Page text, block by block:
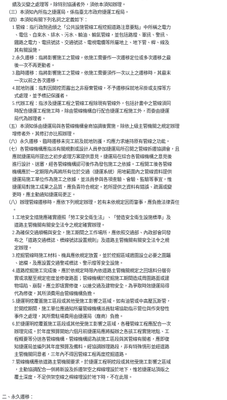
          續及災變之處理等，除特別協議者外，須依本須知辦理。
    （三）本須知內所指之捷運局，係指臺北市政府捷運工程局。
    （四）本須知有關下列名詞之定義如下：
          1.管線：指行政院函頒之「公共設施管線工程挖掘道路注意要點」中所稱之電力
            、電信、自來水、排水、污水、輸油、輸氣管線，並包括路燈、軍訊、警訊、
            鐵路之電力、電訊號誌、交通號誌、電視電纜等所屬地上、地下管、桿、線及
            其有關設施。
          2.永久遷移：指將影響施工之管線，依施工需要作一次遷移定位或多次遷移之最
            後一次不再更動者。
          3.臨時遷移：指將影響施工之管線，依施工需要須作一次以上之遷移時，其最末
            一次以前之各次遷移。
          4.就地防護：指對因開挖而露出之非廢棄管線，不予遷移採就地吊掛或支撐等方
            式處理，並予標記保護者。
          5.代辦工程：指涉及捷運工程之管線工程除現有管線外，包括計畫中之管線須同
            時配合捷運工程施工時，除由管線機構自行配合捷運工程施工外，而委由捷運
            局代為辦理者。
    （五）本須知係由捷運局與各管線機構會商協調後實施，除依上級主管機關之規定辦理
          增修者外，其修訂亦比照辦理。
    （六）永久遷移、臨時遷移未完工前及就地防護，均應力求維持原有管線之功能。
    （七）各管線機構應指派有關規劃或設計人員參加捷運局所召開之管線拆遷協調會，且
          應就捷運局所提出之初步處理方案提供意見，捷運局在綜合各管線機構之意見後
          進行設計、送審，經各管線機構認可後作為發包施工之依據。工程開工後各管線
          機構應於一定期限內再將所有位於交通（捷運系統）用地範圍內之管線資料提供
          捷運局施工單位作為施工之依據，並派員參與各項查驗、會驗、監驗等事宜，惟
          捷運局對施工成果之品質，應負責符合規定。若所提供之資料有錯誤、疏漏或變
          更時，應主動通知捷運局更正。
    （八）辦理管線遷移時，應依下列規定辦理，若有未依規定因而肇事，應負擔法律責任
          。
          1.工地安全措施應確實遵照「勞工安全衛生法」、「營造安全衛生設施標準」及
            道路主管機關有關安全法令之規定確實辦理。
          2.為確保交通順暢與安全，施工期間之工作場所，應依照交通部、內政部會同發
            布之「道路交通標誌、標線號誌設置規則」及道路主管機關有關安全法令之規
            定辦理。
          3.挖掘管線時施工材料、機具應依規定放置，並於挖掘區域週圍設立必要之圍籬
            、遮欄，及應設置交通警戒標誌、警示燈等安全設施。
          4.道路挖掘施工完成後，應於依規定時限內依道路主管機關規定之回填料分層夯
            實或滾壓至規定密度並修復路面；管線機構於挖掘施工期間造成周圍路面或建
            物塌陷、崩裂，應立即填實修復，以維交通及建物安全，為爭取時效捷運局得
            代為修復，其所須費用由管線機構負擔。
          5.捷運明挖覆蓋施工區段或其他受施工影響之區域，如有油管或中高壓瓦斯管，
            於開挖期間，施工單位應通知所屬管線機構派員駐場協助指示管位與作突發性
            事件之處理，其所需駐場費用由捷運局（廠商）負擔。
          6.於捷運明挖覆蓋施工區段或其他受施工影響之區域，各種管線工程應配合一次
            辦理完成。於年度預算開始六個月前捷運局應將擬辦之各該工程實施地點、工
            程概要等分送各管線機構，管線機構認為該施工區段與其管線有關者，應即復
            知捷運局並編列其年度預算及備料。經協調辦理路段，非有特殊情形並經道路
            主管機關同意者，三年內不得因管線工程再度挖掘道路。
          7.管線機構應依道路主管機關要求，於捷運工程明挖段或其他受施工影響之區域
            ，主動協調配合一併將新設及拆遷架空之桿線埋設於地下，惟若捷運站頂版之
            覆土深度，不足供架空線之桿線埋設於地下時，不在此限。
二、永久遷移：